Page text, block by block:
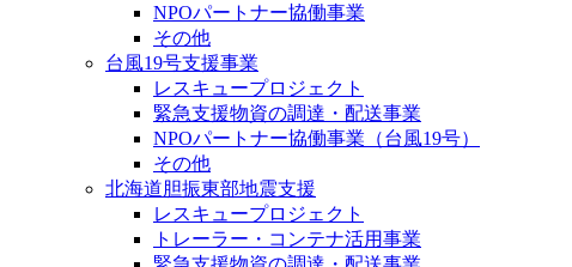
NPOパートナー協働事業
その他
台風19号支援事業
レスキュープロジェクト
緊急支援物資の調達・配送事業
NPOパートナー協働事業（台風19号）
その他
北海道胆振東部地震支援
レスキュープロジェクト
トレーラー・コンテナ活用事業